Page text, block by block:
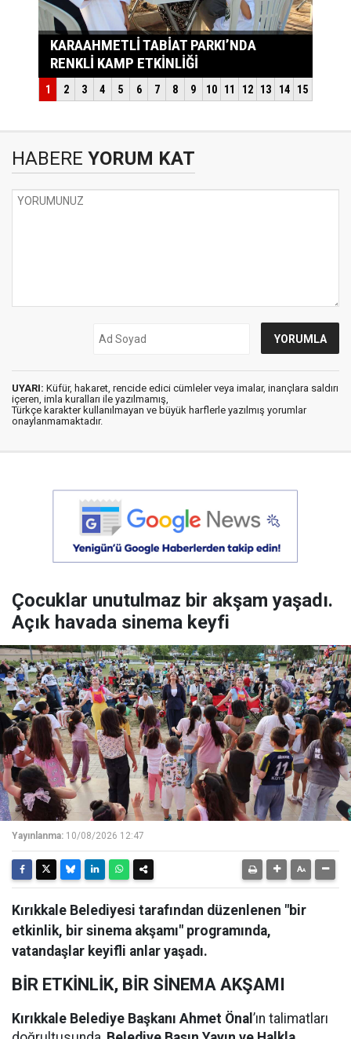
HABERE YORUM KAT
UYARI: Küfür, hakaret, rencide edici cümleler veya imalar, inançlara saldırı
içeren, imla kuralları ile yazılmamış,
Türkçe karakter kullanılmayan ve büyük harflerle yazılmış yorumlar
onaylanmamaktadır.
Çocuklar unutulmaz bir akşam yaşadı.
Açık havada sinema keyfi
Yayınlanma: 10/08/2026 12:47
Kırıkkale Belediyesi tarafından düzenlenen "bir
etkinlik, bir sinema akşamı" programında,
vatandaşlar keyifli anlar yaşadı.
BİR ETKİNLİK, BİR SİNEMA AKŞAMI
Kırıkkale Belediye Başkanı Ahmet Önal ’ın talimatları